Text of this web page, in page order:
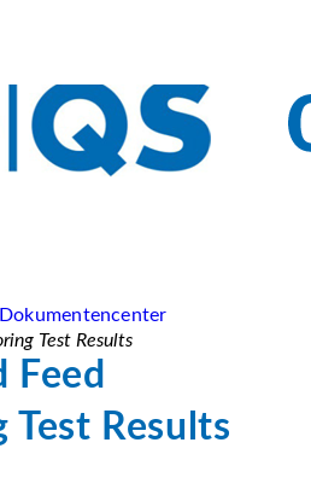
Dokumentencenter
Test Results
Feed
Results